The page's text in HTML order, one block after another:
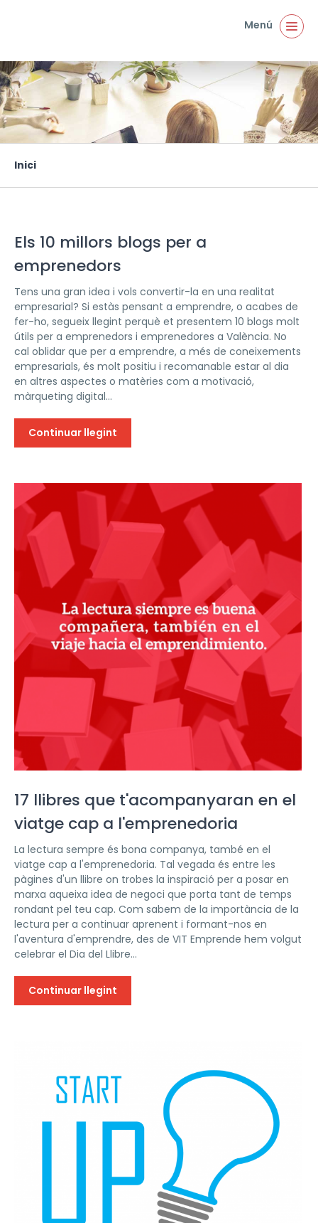
Menú
Esteu aquí
Inici
Els 10 millors blogs per a
emprenedors
Tens una gran idea i vols convertir-la en una realitat
empresarial? Si estàs pensant a emprendre, o acabes de
fer-ho, segueix llegint perquè et presentem 10 blogs molt
útils per a emprenedors i emprenedores a València. No
cal oblidar que per a emprendre, a més de coneixements
empresarials, és molt positiu i recomanable estar al dia
en altres aspectes o matèries com a motivació,
màrqueting digital...
Continuar llegint
17 llibres que t'acompanyaran en el
viatge cap a l'emprenedoria
La lectura sempre és bona companya, també en el
viatge cap a l'emprenedoria. Tal vegada és entre les
pàgines d'un llibre on trobes la inspiració per a posar en
marxa aqueixa idea de negoci que porta tant de temps
rondant pel teu cap. Com sabem de la importància de la
lectura per a continuar aprenent i formant-nos en
l'aventura d'emprendre, des de VIT Emprende hem volgut
celebrar el Dia del Llibre...
Continuar llegint